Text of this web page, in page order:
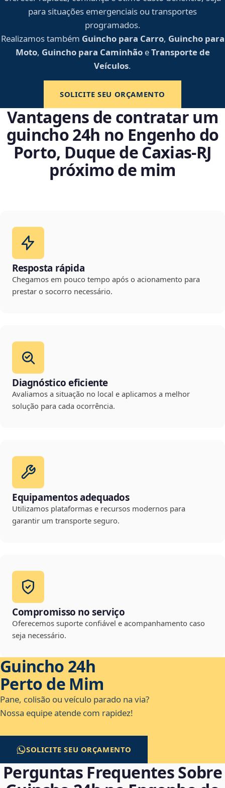
para situações emergenciais ou transportes
programados.
Realizamos também Guincho para Carro, Guincho para
Moto, Guincho para CaminhãoeTransporte de
Veículos.
SOLICITE SEU ORÇAMENTO
Vantagens de contratar um
guincho 24h no Engenho do
Porto, Duque de Caxias‑RJ
próximo de mim
Resposta rápida
Chegamos em pouco tempo após o acionamento para
prestar o socorro necessário.
Diagnóstico eficiente
Avaliamos a situação no local e aplicamos a melhor
solução para cada ocorrência.
Equipamentos adequados
Utilizamos plataformas e recursos modernos para
garantir um transporte seguro.
Compromisso no serviço
Oferecemos suporte confiável e acompanhamento caso
seja necessário.
Guincho 24h
Perto de Mim
Pane, colisão ou veículo parado na via?
Nossa equipe atende com rapidez!
SOLICITE SEU ORÇAMENTO
Perguntas Frequentes Sobre